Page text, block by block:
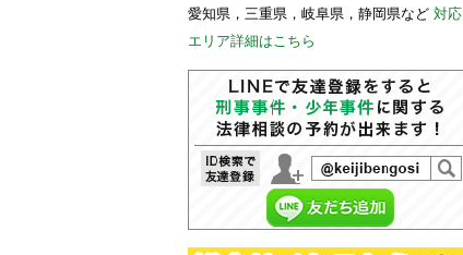
愛知県，三重県，岐阜県，静岡県など 対応
エリア詳細はこちら